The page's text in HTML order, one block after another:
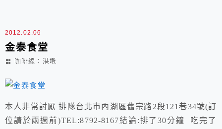
2012.02.06
金泰食堂
咖啡線：港墘
本人非常討厭 排隊台北市內湖區舊宗路2段121巷34號(訂
位請於兩週前)TEL:8792-8167結論:排了30分鐘 吃完了